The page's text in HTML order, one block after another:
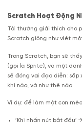
Scratch Hoạt Động
Tôi thường giải thích cho
Scratch giống như viết
Trong Scratch, bạn sẽ
(gọi là Sprite), và một
sẽ đóng vai đạo diễn: sắp
khi nào, và như thế nào.
Ví dụ: để làm một con
‘Khi nhấn nút bắt đầu’